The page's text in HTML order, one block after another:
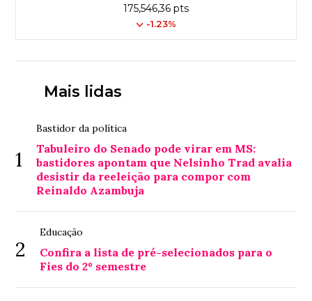
175,546,36 pts
-1.23%
Mais lidas
1
Bastidor da política
Tabuleiro do Senado pode virar em MS:
bastidores apontam que Nelsinho Trad avalia
desistir da reeleição para compor com
Reinaldo Azambuja
2
Educação
Confira a lista de pré-selecionados para o
Fies do 2º semestre